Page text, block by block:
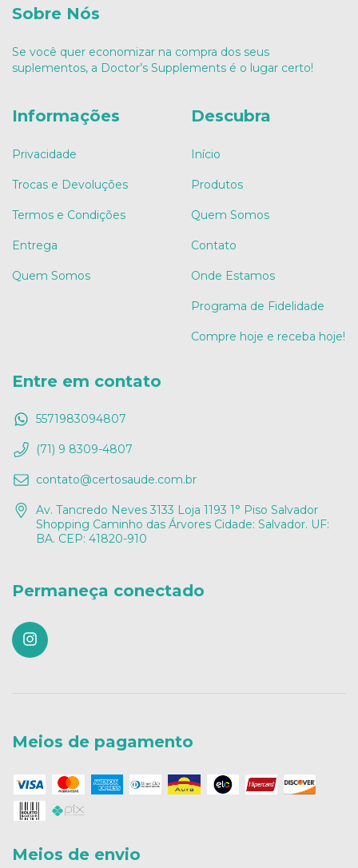
Sobre Nós
Se você quer economizar na compra dos seus
suplementos, a Doctor’s Supplements é o lugar certo!
Informações
Privacidade
Trocas e Devoluções
Termos e Condições
Entrega
Quem Somos
Descubra
Início
Produtos
Quem Somos
Contato
Onde Estamos
Programa de Fidelidade
Compre hoje e receba hoje!
Entre em contato
5571983094807
(71) 9 8309-4807
contato@certosaude.com.br
Av. Tancredo Neves 3133 Loja 1193 1° Piso Salvador
Shopping Caminho das Árvores Cidade: Salvador. UF:
BA. CEP: 41820-910
Permaneça conectado
Meios de pagamento
Meios de envio